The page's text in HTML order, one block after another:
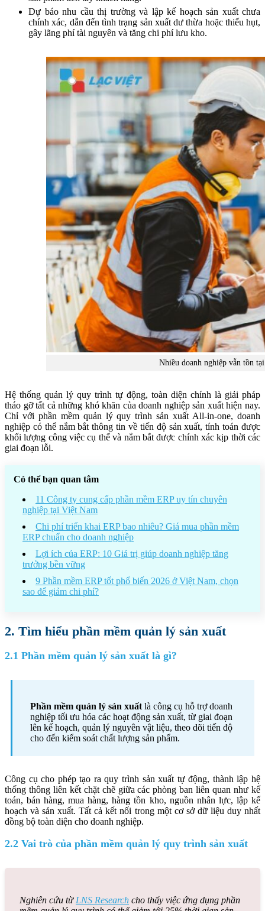
Dự báo nhu cầu thị trường và lập kế hoạch sản xuất chưa
chính xác, dẫn đến tình trạng sản xuất dư thừa hoặc thiếu hụt,
gây lãng phí tài nguyên và tăng chi phí lưu kho.
Nhiều doanh nghiệp vẫn tồn
Hệ thống quản lý quy trình tự động, toàn diện chính là giải pháp
tháo gỡ tất cả những khó khăn của doanh nghiệp sản xuất hiện nay.
Chỉ với phần mềm quản lý quy trình sản xuất All-in-one, doanh
nghiệp có thể nắm bắt thông tin về tiến độ sản xuất, tính toán được
khối lượng công việc cụ thể và nắm bắt được chính xác kịp thời các
giai đoạn lỗi.
Có thể bạn quan tâm
11 Công ty cung cấp phần mềm ERP uy tín chuyên
nghiệp tại Việt Nam
Chi phí triển khai ERP bao nhiêu? Giá mua phần mềm
ERP chuẩn cho doanh nghiệp
Lợi ích của ERP: 10 Giá trị giúp doanh nghiệp tăng
trưởng bền vững
9 Phần mềm ERP tốt phổ biến 2026 ở Việt Nam, chọn
sao để giảm chi phí?
2. Tìm hiểu phần mềm quản lý sản xuất
2.1 Phần mềm quản lý sản xuất là gì?
Phần mềm quản lý sản xuấtlà công cụ hỗ trợ doanh
nghiệp tối ưu hóa các hoạt động sản xuất, từ giai đoạn
lên kế hoạch, quản lý nguyên vật liệu, theo dõi tiến độ
cho đến kiểm soát chất lượng sản phẩm.
Công cụ cho phép tạo ra quy trình sản xuất tự động, thành lập hệ
thống thông liên kết chặt chẽ giữa các phòng ban liên quan như kế
toán, bán hàng, mua hàng, hàng tồn kho, nguồn nhân lực, lập kế
hoạch và sản xuất. Tất cả kết nối trong một cơ sở dữ liệu duy nhất
đồng bộ toàn diện cho doanh nghiệp.
2.2 Vai trò của phần mềm quản lý quy trình sản xuất
Nghiên cứu từLNS Research cho thấy việc ứng dụng phần